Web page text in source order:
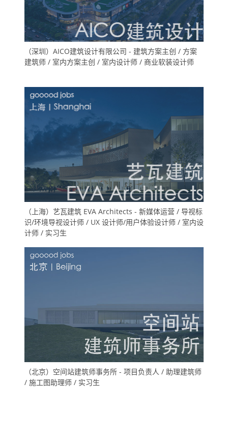
（深圳）AICO建筑设计有限公司 - 建筑方案主创 / 方案
建筑师 / 室内方案主创 / 室内设计师 / 商业软装设计师
（上海）艺瓦建筑 EVA Architects - 新媒体运营 / 导视标
识/环境导视设计师 / UX 设计师/用户体验设计师 / 室内设
计师 / 实习生
（北京）空间站建筑师事务所 - 项目负责人 / 助理建筑师
/ 施工图助理师 / 实习生